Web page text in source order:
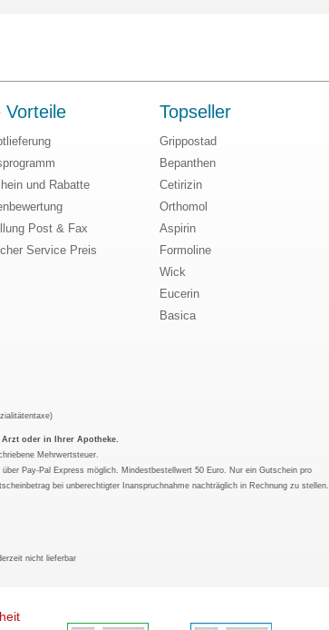
Vorteile
und Rabatte
Post & Fax
Service Preis
Topseller
Grippostad
Bepanthen
Cetirizin
Orthomol
Aspirin
Formoline
Wick
Eucerin
Basica
oder in Ihrer Apotheke.
Mehrwertsteuer.
Pay-Pal Express möglich. Mindestbestellwert 50 Euro. Nur ein Gutschein pro
bei unberechtigter Inanspruchnahme nachträglich in Rechnung zu stellen.
nicht lieferbar